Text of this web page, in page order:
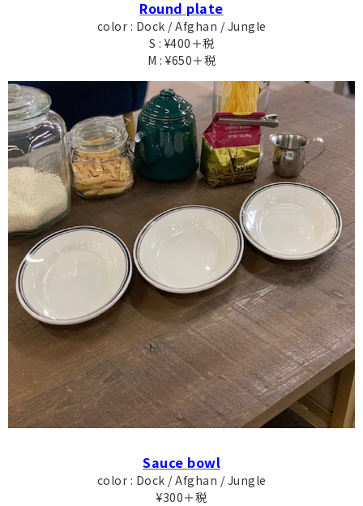
Round plate
color : Dock / Afghan / Jungle
S : ¥400＋税
M : ¥650＋税
Sauce bowl
color : Dock / Afghan / Jungle
¥300＋税